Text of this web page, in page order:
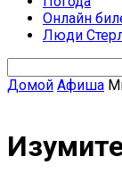
Онлайн
Люди
Домой Афиша